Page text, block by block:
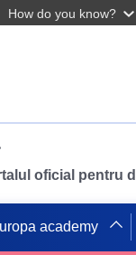
How do you know?
oficial pentru
academy